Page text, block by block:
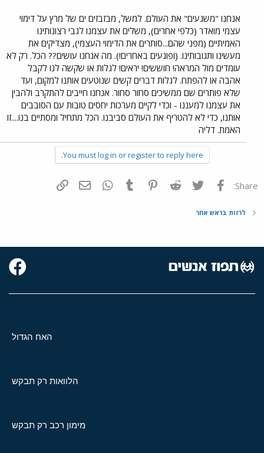
אנחנו "משגעים" את העולם. למשל, מבזבזים ים של מרץ על דימוי
עצמי מואדר (כלפי אחרים), משלים את עצמנו לגבי רצונותינו
האמיתיים (מפני שהם...סותרים את הדימוי העצמי), מצדיקים את
מעשינו ותגובותינו. (ופוגעים באחרים!). מה אנחנו עושים?? הכל. רק לא
עומדים מול המראה! חוששים! יראים! לגלות או שקשה לנו לקבל
אהבה או להפתח. לגלות דברים קשים שנוטעים אותנו למקום, ועד
שלא פותרים שם ממשיכים סחור סחור. אנחנו חייבים להתקרב ולהבין
את עצמנו למעננו - וכדי לקיים מערכות יחסים טובות עם הסובבים
אותנו, כדי לא להטריף את העולם סביבנו. הכל מתחיל ומסתיים בנו....זו
האמת. דליה
You must log in or register to reply here.
Share: פייסבוק Twitter
Reddit
Pinterest
Tumblr
WhatsAppדואר אלקטרוני
לרזות בראש אחר
האח הגדול
הלוואות רק תבקש
מימון רכב רק תבקש